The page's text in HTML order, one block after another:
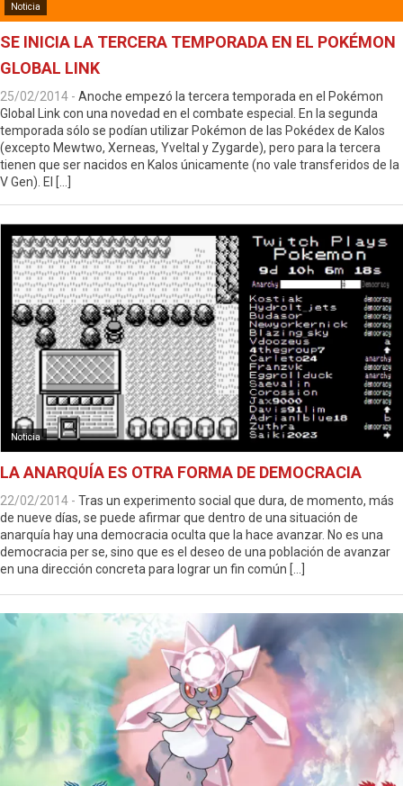
Noticia
SE INICIA LA TERCERA TEMPORADA EN EL POKÉMON
GLOBAL LINK
25/02/2014 - Anoche empezó la tercera temporada en el Pokémon
Global Link con una novedad en el combate especial. En la segunda
temporada sólo se podían utilizar Pokémon de las Pokédex de Kalos
(excepto Mewtwo, Xerneas, Yveltal y Zygarde), pero para la tercera
tienen que ser nacidos en Kalos únicamente (no vale transferidos de la
V Gen). El […]
Noticia
LA ANARQUÍA ES OTRA FORMA DE DEMOCRACIA
22/02/2014 - Tras un experimento social que dura, de momento, más
de nueve días, se puede afirmar que dentro de una situación de
anarquía hay una democracia oculta que la hace avanzar. No es una
democracia per se, sino que es el deseo de una población de avanzar
en una dirección concreta para lograr un fin común […]